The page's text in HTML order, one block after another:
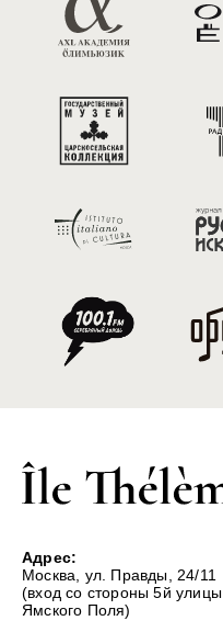
Адрес:
Москва, ул. Правды, 24/11
(вход со стороны 5й улицы
Ямского Поля)